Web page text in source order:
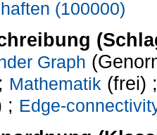
(100000)
Graph
Mathematik (frei)
; Edge-